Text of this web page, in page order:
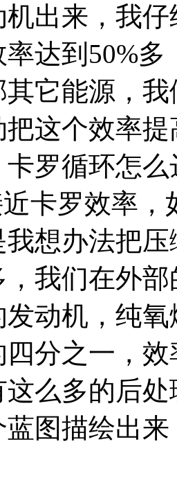
机出来，我
达到50%
其它能源，
这个效率
罗循环怎
卡罗效率
想办法把
我们在外
动机，纯
分之一，
么多的后
图描绘出